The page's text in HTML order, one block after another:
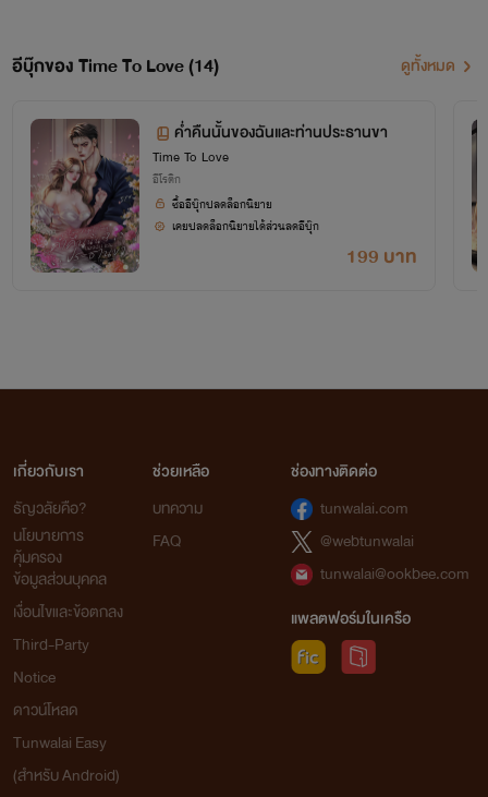
ยินดีต้องรับทุกท่านเข้าสู่สถานี Time To Love จากนี้จะมีแต่ความสุข ความฟินท่านั้น
อีบุ๊กของ Time To Love (14) ดูทั้งหมด
ค่ำคืนนั้นของฉันและท่านประธานขา
Time To Love
อีโรติก
199 บาท
ซื้ออีบุ๊กปลดล็อกนิยาย
เคยปลดล็อกนิยายได้ส่วนลดอีบุ๊ก
เกี่ยวกับเรา
ธัญวลัยคือ?
นโยบายการ
คุ้มครอง
ข้อมูลส่วนบุคคล
เงื่อนไขและข้อตกลง
Third-Party
Notice
ดาวน์โหลด
Tunwalai Easy
(สำหรับ Android)
ช่วยเหลือ
บทความ
FAQ
ช่องทางติดต่อ
tunwalai.com
@webtunwalai
tunwalai@ookbee.com
แพลตฟอร์มในเครือ